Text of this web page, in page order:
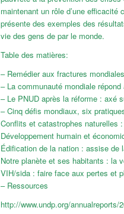
maintenant un rôle d’une
présente des exemples des
vie des gens de par le monde.
Table des matières:
– Remédier aux fractures mondiales
– La communauté mondiale
– Le PNUD après la réforme : axé
– Cinq défis mondiaux, six
Conflits et catastrophes naturelles
Développement humain et
Édification de la nation : assise de
Notre planète et ses habitants : la
VIH/sida : faire face aux pertes et
– Ressources
http://www.undp.org/